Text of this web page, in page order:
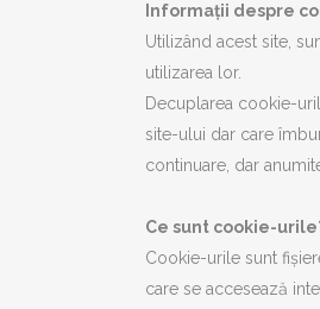
Informații despre
Utilizând acest site,
utilizarea lor.
Decuplarea cookie-
site-ului dar care
continuare, dar
Ce sunt cookie-
Cookie-urile sunt
care se accesează